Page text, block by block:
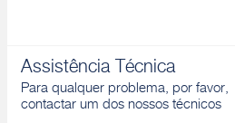
Assistência Técnica
Para qualquer problema, por favor,
contactar um dos nossos técnicos